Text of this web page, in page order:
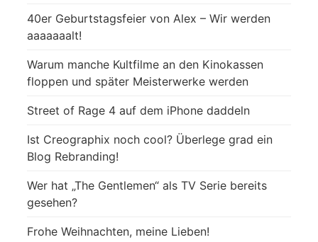
40er Geburtstagsfeier von Alex – Wir werden
aaaaaaalt!
Warum manche Kultfilme an den Kinokassen
floppen und später Meisterwerke werden
Street of Rage 4 auf dem iPhone daddeln
Ist Creographix noch cool? Überlege grad ein
Blog Rebranding!
Wer hat „The Gentlemen“ als TV Serie bereits
gesehen?
Frohe Weihnachten, meine Lieben!